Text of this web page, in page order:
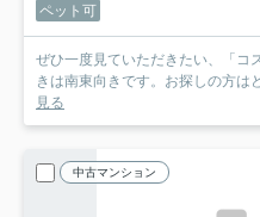
ペット可
ぜひ一度見ていただきたい、「コ
きは南東向きです。お探しの方は
見る
中古マンション